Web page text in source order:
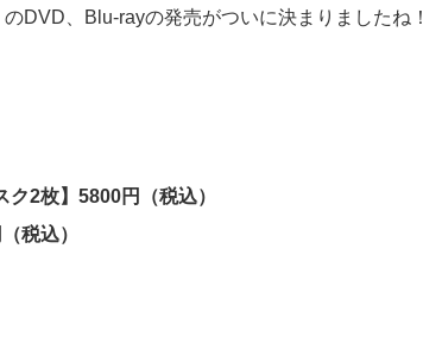
DVD、Blu-rayの発売がついに決まりましたね！
2枚】5800円（税込）
税込）